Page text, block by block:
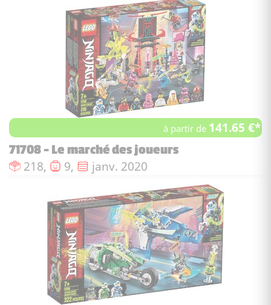
à partir de 141.65 €*
71708 - Le marché des joueurs
Nombre de pièces :
218, Nombre de figurines :
9, Date de sortie :
janv. 2020